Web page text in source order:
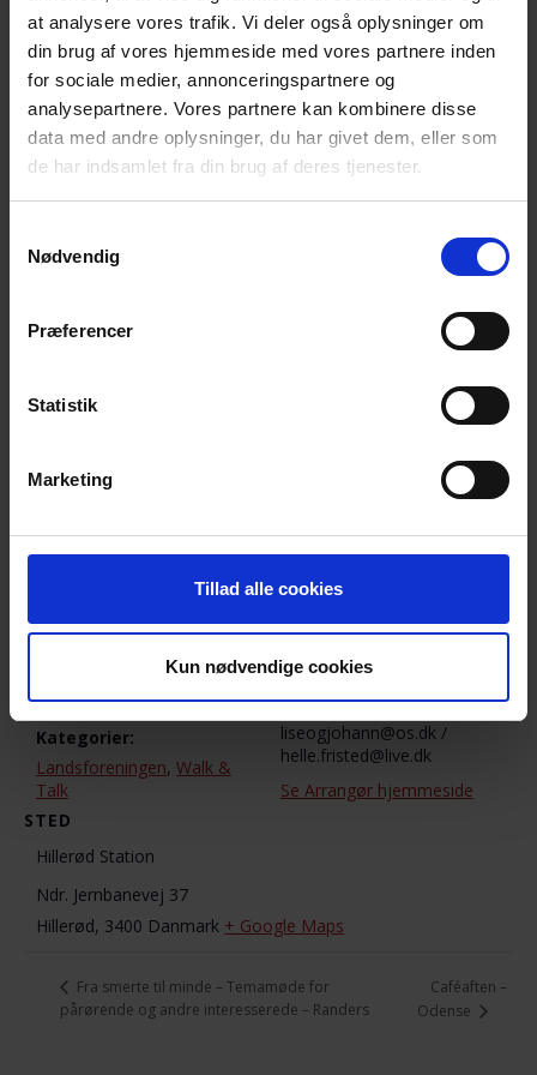
at analysere vores trafik. Vi deler også oplysninger om
din brug af vores hjemmeside med vores partnere inden
for sociale medier, annonceringspartnere og
analysepartnere. Vores partnere kan kombinere disse
data med andre oplysninger, du har givet dem, eller som
de har indsamlet fra din brug af deres tjenester.
Nødvendig
Præferencer
Statistik
Marketing
Tillad alle cookies
Kun nødvendige cookies
Vi går igen følgende søndage: 6. december 2020
Alle er velkomne!
Det der tales om er i fortrolighed mellem deltagerne.
Helle Fristed, tlf. 5091 7489
DETALJER
Kategorier:
Landsforeningen, Walk &
Talk
STED
Hillerød Station
Ndr. Jernbanevej 37
Hillerød, 3400 Danmark + Google Maps
ARRANGØR
Lise Tarkiainen / Helle
Fristed
Telefon
3089 3576 / 5091 7489
E-mail
liseogjohann@os.dk /
helle.fristed@live.dk
Se Arrangør hjemmeside
Fra smerte til minde – Temamøde for
pårørende og andre interesserede – Randers
Caféaften –
Odense